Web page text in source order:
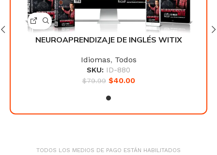
NEUROAPRENDIZAJE DE INGLÉS WITIX
Idiomas, Todos
SKU: ID-880
$79.99 $40.00
TODOS LOS MEDIOS DE PAGO ESTÁN HABILITADOS